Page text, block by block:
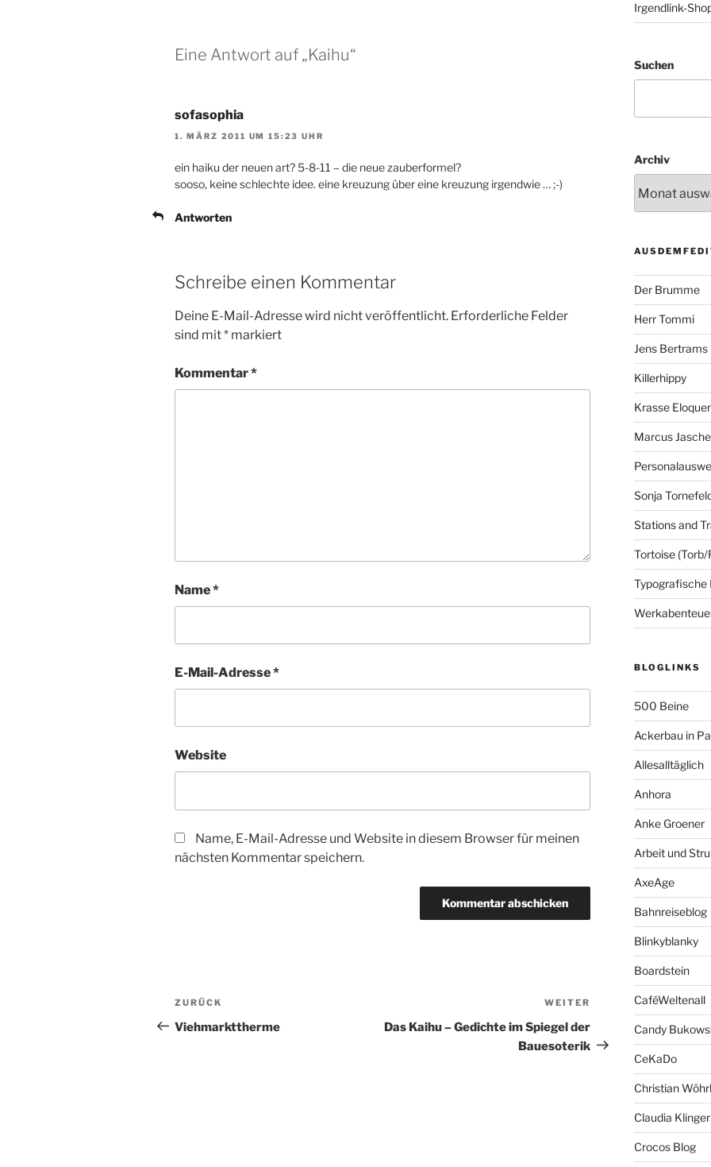
Eine Antwort auf „Kaihu“
sofasophia
1. MÄRZ 2011 UM 15:23 UHR
ein haiku der neuen art? 5-8-11 – die neue zauberformel?
sooso, keine schlechte idee. eine kreuzung über eine kreuzung irgendwie … ;-)
Antworten
Schreibe einen Kommentar
Deine E-Mail-Adresse wird nicht veröffentlicht. Erforderliche Felder
sind mit* markiert
Kommentar*
Name*
E-Mail-Adresse*
Website
Name, E-Mail-Adresse und Website in diesem Browser für meinen
nächsten Kommentar speichern.
Beitragsnavigation
Vorheriger
Beitrag
ZURÜCK
Viehmarkttherme
Nächster
Beitrag
WEITER
Das Kaihu – Gedichte im Spiegel der
Bauesoterik
Irgendlink-
Suchen
Archiv
Der Brumme
Herr Tommi
Jens Bertrams
Killerhippy
Krasse
Marcus
Sonja
Stations and
Tortoise (Torb/
Typografische
BLOGLINKS
500 Beine
Ackerbau in
Allesalltäglich
Anhora
Anke Groener
Arbeit und
AxeAge
Bahnreiseblog
Blinkyblanky
Boardstein
CaféWeltenall
Candy
CeKaDo
Christian Wöhrl
Claudia Klinger
Crocos Blog